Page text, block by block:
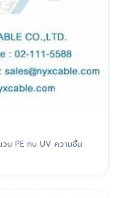
น PE ทน UV ความชื้น